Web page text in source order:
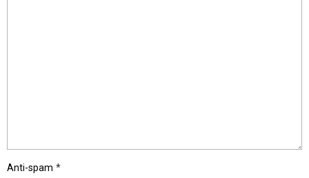
Anti-spam